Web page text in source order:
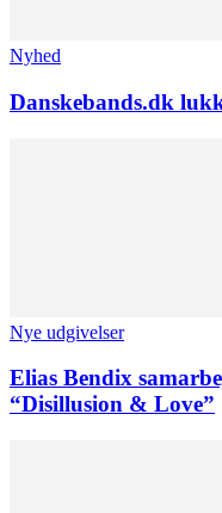
Nyhed
Danskebands.dk
Nye udgivelser
Elias Bendix
“Disillusion & Love”